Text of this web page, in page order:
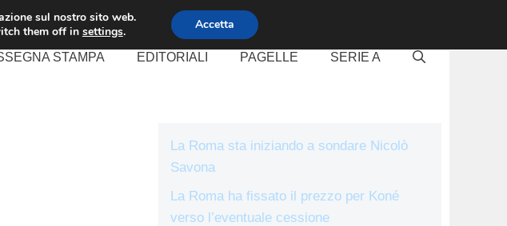
STAMPA EDITORIALI PAGELLE SERIE A
La Roma sta iniziando a sondare Nicolò
Savona
La Roma ha fissato il prezzo per Koné
verso l’eventuale cessione
sul nostro sito web.
them off in settings. Accetta